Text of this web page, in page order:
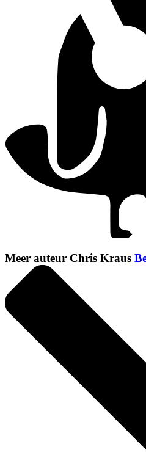
Meer auteur Chris Kraus